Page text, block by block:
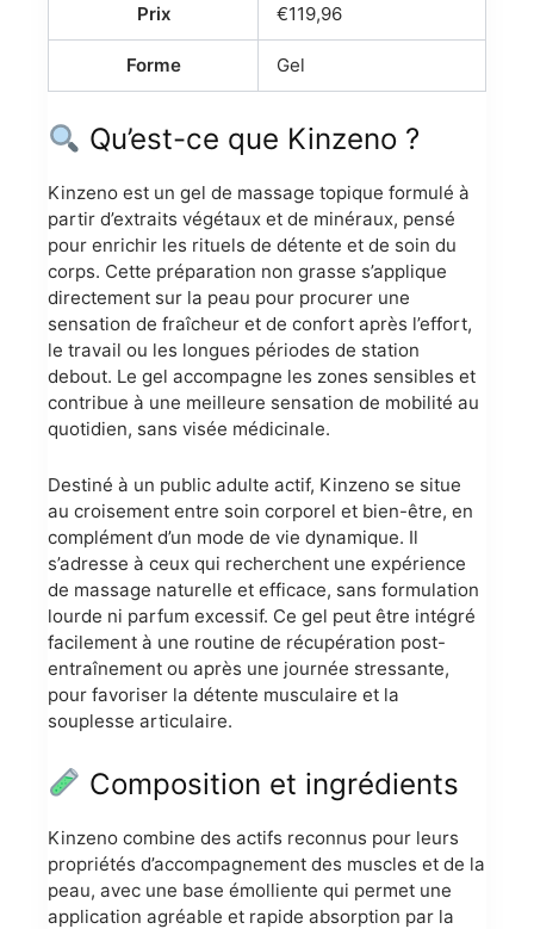
Prix €119,96
Forme Gel
Qu’est-ce que Kinzeno ?
Kinzeno est un gel de massage topique formulé à
partir d’extraits végétaux et de minéraux, pensé
pour enrichir les rituels de détente et de soin du
corps. Cette préparation non grasse s’applique
directement sur la peau pour procurer une
sensation de fraîcheur et de confort après l’effort,
le travail ou les longues périodes de station
debout. Le gel accompagne les zones sensibles et
contribue à une meilleure sensation de mobilité au
quotidien, sans visée médicinale.
Destiné à un public adulte actif, Kinzeno se situe
au croisement entre soin corporel et bien-être, en
complément d’un mode de vie dynamique. Il
s’adresse à ceux qui recherchent une expérience
de massage naturelle et efficace, sans formulation
lourde ni parfum excessif. Ce gel peut être intégré
facilement à une routine de récupération post-
entraînement ou après une journée stressante,
pour favoriser la détente musculaire et la
souplesse articulaire.
Composition et ingrédients
Kinzeno combine des actifs reconnus pour leurs
propriétés d’accompagnement des muscles et de la
peau, avec une base émolliente qui permet une
application agréable et rapide absorption par la